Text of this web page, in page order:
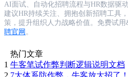
AI面试、自动化招聘流程与HR数据驱
建议HR持续关注、拥抱创新招聘工具
策，提升组织人力战略价值。免费试
聘官网 。
热门文章
1 牛客笔试作弊判断逻辑说明文档
2 7大体系防作弊，牛客放大招了